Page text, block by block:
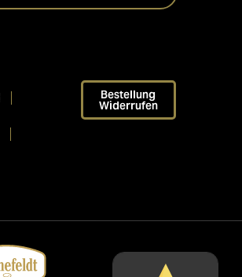
Bestellung
Widerrufen